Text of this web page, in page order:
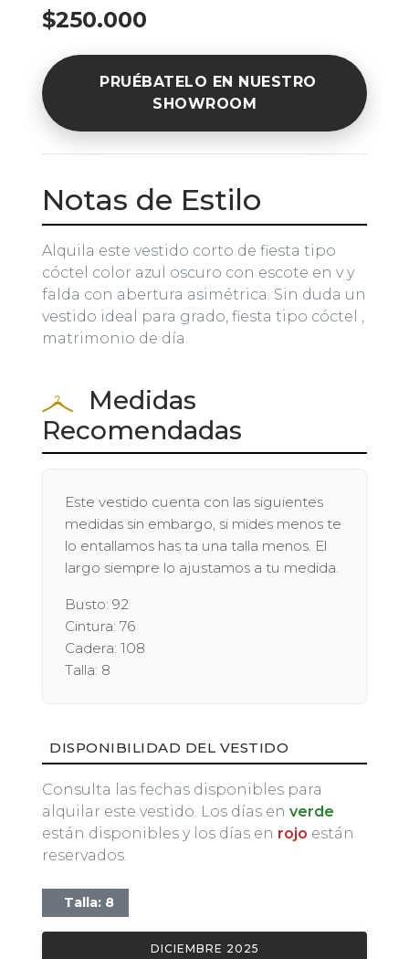
$250.000
PRUÉBATELO EN NUESTRO
SHOWROOM
Notas de Estilo
Alquila este vestido corto de fiesta tipo
cóctel color azul oscuro con escote en v y
falda con abertura asimétrica. Sin duda un
vestido ideal para grado, fiesta tipo cóctel ,
matrimonio de día.
Medidas
Recomendadas
Este vestido cuenta con las siguientes
medidas sin embargo, si mides menos te
lo entallamos has ta una talla menos. El
largo siempre lo ajustamos a tu medida.
Busto: 92
Cintura: 76
Cadera: 108
Talla: 8
DISPONIBILIDAD DEL VESTIDO
Consulta las fechas disponibles para
alquilar este vestido. Los días en verde
están disponibles y los días en rojo están
reservados.
Talla: 8
DICIEMBRE 2025